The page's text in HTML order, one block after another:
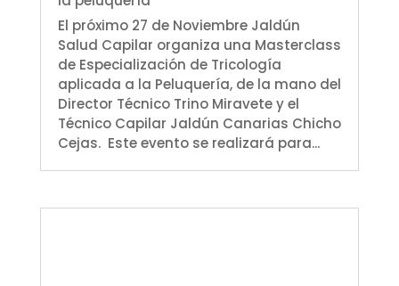
El próximo 27 de Noviembre Jaldún
Salud Capilar organiza una Masterclass
de Especialización de Tricología
aplicada a la Peluquería, de la mano del
Director Técnico Trino Miravete y el
Técnico Capilar Jaldún Canarias Chicho
Cejas. Este evento se realizará para...